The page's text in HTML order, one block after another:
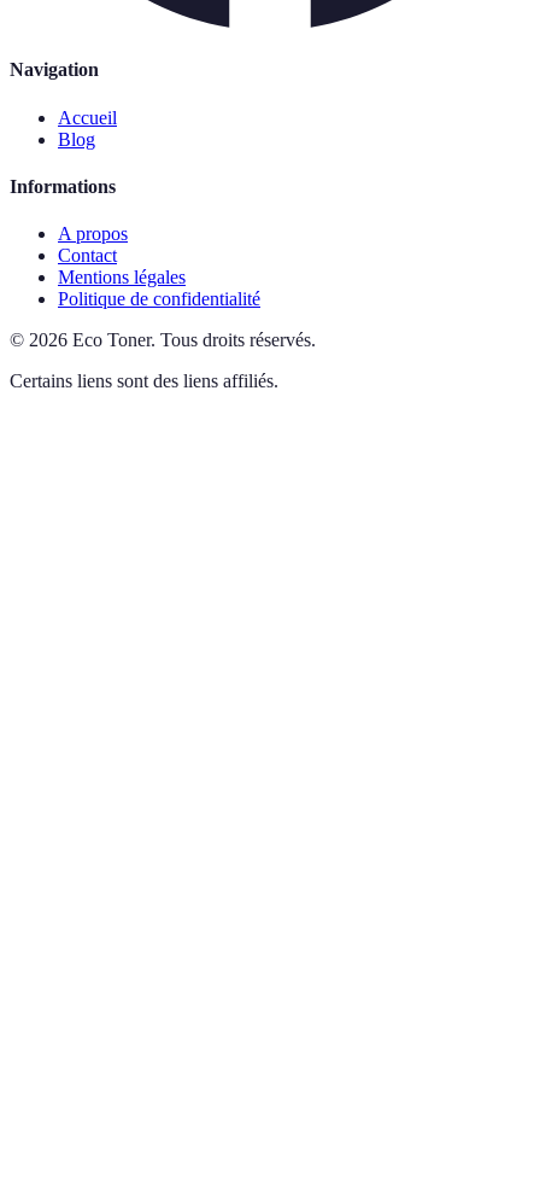
Navigation
Accueil
Blog
Informations
A propos
Contact
Mentions légales
Politique de confidentialité
© 2026 Eco Toner. Tous droits réservés.
Certains liens sont des liens affiliés.